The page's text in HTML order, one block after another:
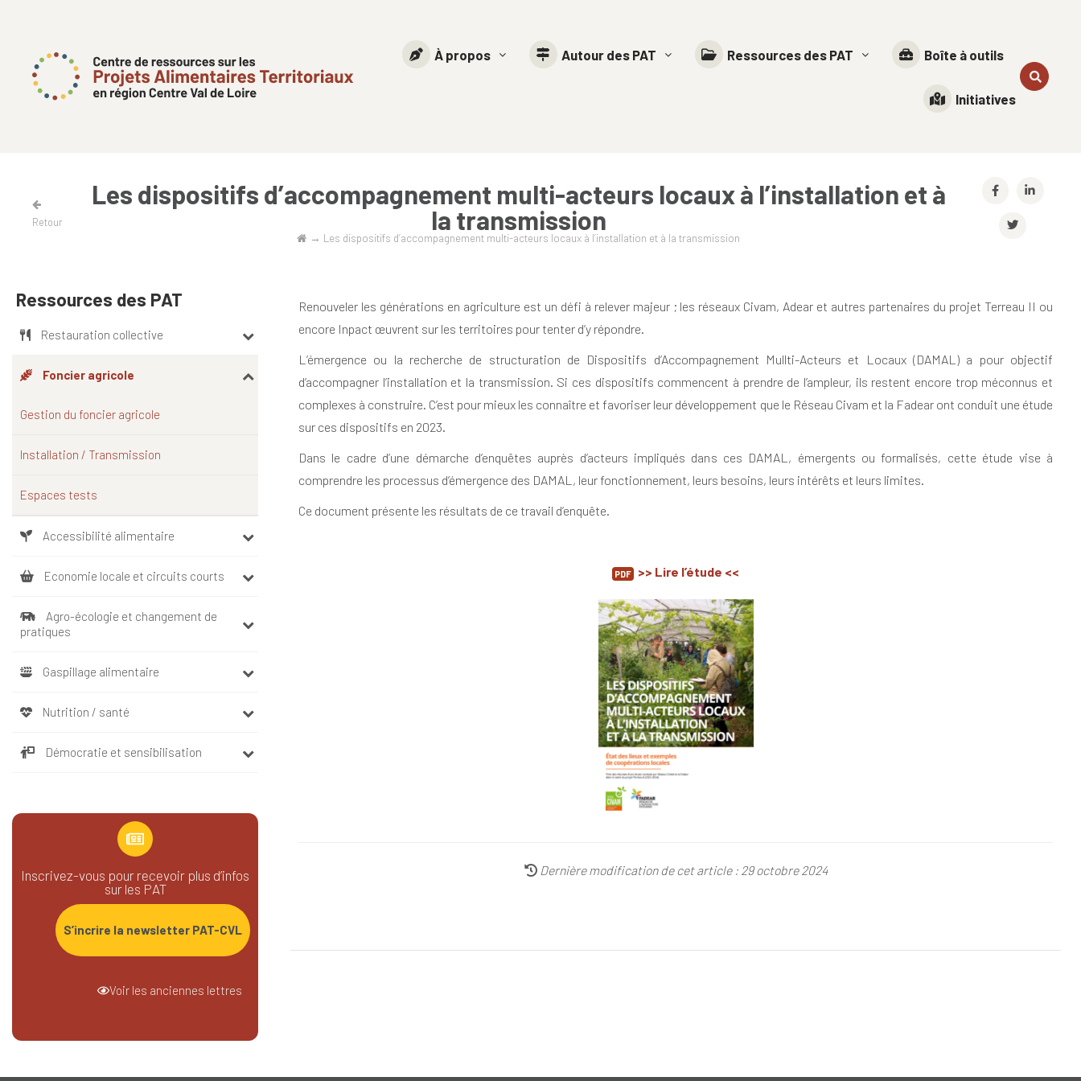
À propos Autour des PAT Ressources des PAT Boîte à outils
Initiatives
Retour
Les dispositifs d’accompagnement multi-acteurs locaux à l’installation et à
la transmission
→ Les dispositifs d’accompagnement multi-acteurs locaux à l’installation et à la transmission
Renouveler les générations en agriculture est un défi à relever majeur ; les réseaux Civam, Adear et autres partenaires du projet Terreau II ou
encore Inpact œuvrent sur les territoires pour tenter d’y répondre.
L’émergence ou la recherche de structuration de Dispositifs d’Accompagnement Mullti-Acteurs et Locaux (DAMAL) a pour objectif
d’accompagner l’installation et la transmission. Si ces dispositifs commencent à prendre de l’ampleur, ils restent encore trop méconnus et
complexes à construire. C’est pour mieux les connaître et favoriser leur développement que le Réseau Civam et la Fadear ont conduit une étude
sur ces dispositifs en 2023.
Dans le cadre d’une démarche d’enquêtes auprès d’acteurs impliqués dans ces DAMAL, émergents ou formalisés, cette étude vise à
comprendre les processus d’émergence des DAMAL, leur fonctionnement, leurs besoins, leurs intérêts et leurs limites.
Ce document présente les résultats de ce travail d’enquête.
>> Lire l’étude <<
Dernière modification de cet article : 29 octobre 2024
Ressources des PAT
Restauration collective
Foncier agricole
Gestion du foncier agricole
Installation / Transmission
Espaces tests
Accessibilité alimentaire
Economie locale et circuits courts
Agro-écologie et changement de
pratiques
Gaspillage alimentaire
Nutrition / santé
Démocratie et sensibilisation
Inscrivez-vous pour recevoir plus d’infos
sur les PAT
S’incrire la newsletter PAT-CVL
Voir les anciennes lettres